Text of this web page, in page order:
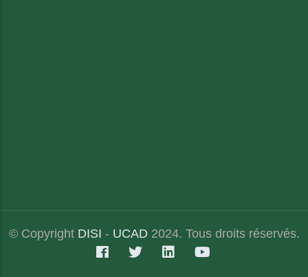
© Copyright DISI - UCAD 2024. Tous droits réservés.